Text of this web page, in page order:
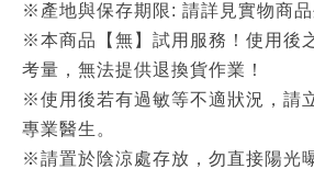
※產地與保存期限: 請詳見實物商品
※本商品【無】試用服務！使用後
考量，無法提供退換貨作業！
※使用後若有過敏等不適狀況，請
專業醫生。
※請置於陰涼處存放，勿直接陽光